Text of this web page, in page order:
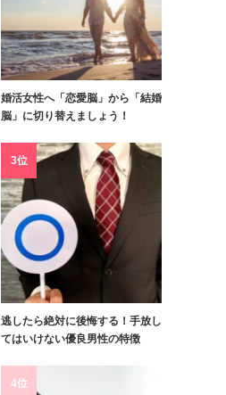
婚活女性へ「恋愛脳」から「結婚
脳」に切り替えましょう！
3位
逃したら絶対に後悔する！手放し
てはいけない優良男性の特徴
4位